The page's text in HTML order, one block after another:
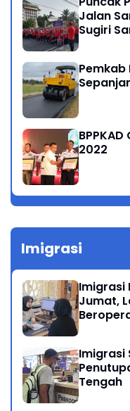
Jalan
Sugiri
2022
Imigrasi
Imigrasi
Jumat,
Imigrasi
Tengah